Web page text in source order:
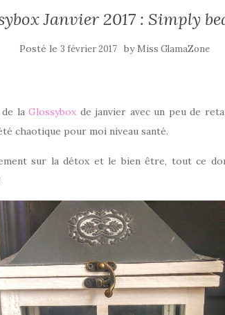
Janvier 2017 : Simply
Posté le 3 février 2017 by Miss GlamaZone
de laGlossybox de janvier avec un peu de
chaotique pour moi niveau santé.
sur la détox et le bien être, tout ce